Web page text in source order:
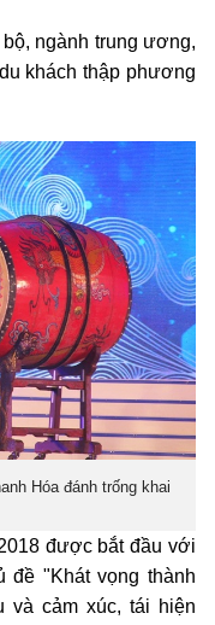
ngành trung ương,
khách thập phương
Hóa đánh trống khai
được bắt đầu với
đề "Khát vọng thành
và cảm xúc, tái hiện